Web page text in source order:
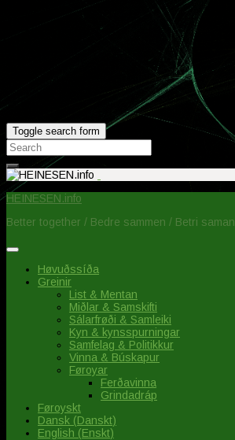
Toggle search form
Search
for:
HEINESEN.info
Better together / Bedre sammen / Betri saman
Høvuðssíða
Greinir
List & Mentan
Miðlar & Samskifti
Sálarfrøði & Samleiki
Kyn & kynsspurningar
Samfelag & Politikkur
Vinna & Búskapur
Føroyar
Ferðavinna
Grindadráp
Føroyskt
Dansk (Danskt)
English (Enskt)